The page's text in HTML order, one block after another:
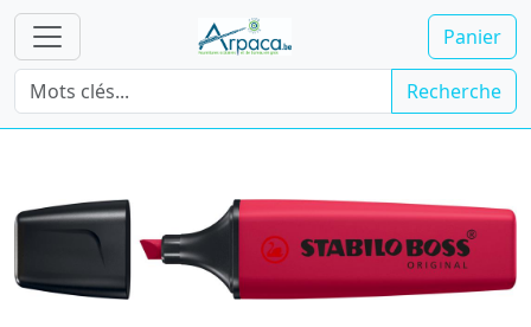
Panier
Recherche